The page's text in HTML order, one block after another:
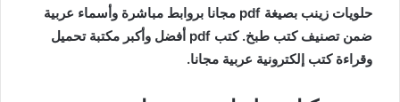
حلويات زينب بصيغة pdf مجانا بروابط مباشرة وأسماء عربية
ضمن تصنيف كتب طبخ. كتب pdf أفضل وأكبر مكتبة تحميل
وقراءة كتب إلكترونية عربية مجانا.